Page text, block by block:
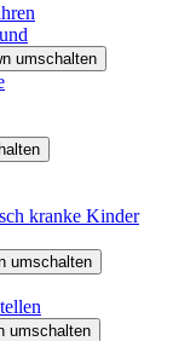
umschalten
kranke Kinder
umschalten
umschalten